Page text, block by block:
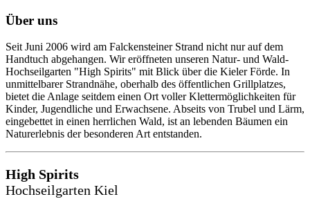
Über uns
Seit Juni 2006 wird am Falckensteiner Strand nicht nur auf dem
Handtuch abgehangen. Wir eröffneten unseren Natur- und Wald-
Hochseilgarten "High Spirits" mit Blick über die Kieler Förde. In
unmittelbarer Strandnähe, oberhalb des öffentlichen Grillplatzes,
bietet die Anlage seitdem einen Ort voller Klettermöglichkeiten für
Kinder, Jugendliche und Erwachsene. Abseits von Trubel und Lärm,
eingebettet in einen herrlichen Wald, ist an lebenden Bäumen ein
Naturerlebnis der besonderen Art entstanden.
High Spirits
Hochseilgarten Kiel